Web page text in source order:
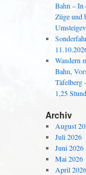
Bahn – In
Züge und
Wandern
Bahn,
Täfelberg
1,25
Archiv
August
Juli 2026
Juni 2026
Mai 2026
April 2026